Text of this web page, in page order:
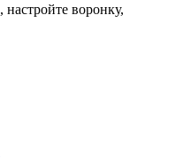
воронку,